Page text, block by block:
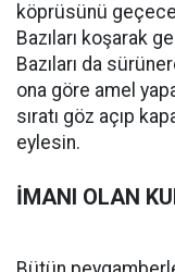
köprüsünü
Bazıları koşarak
Bazıları da
ona göre amel
sıratı göz açıp
eylesin.
İMANI OLAN